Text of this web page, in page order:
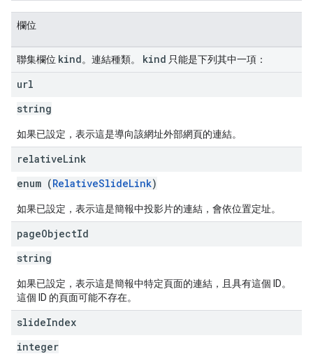
欄位
聯集欄位 kind。連結種類。 kind 只能是下列其中一項：
url
string
如果已設定，表示這是導向該網址外部網頁的連結。
relativeLink
enum (RelativeSlideLink)
如果已設定，表示這是簡報中投影片的連結，會依位置定址。
pageObjectId
string
如果已設定，表示這是簡報中特定頁面的連結，且具有這個 ID。
這個 ID 的頁面可能不存在。
slideIndex
integer